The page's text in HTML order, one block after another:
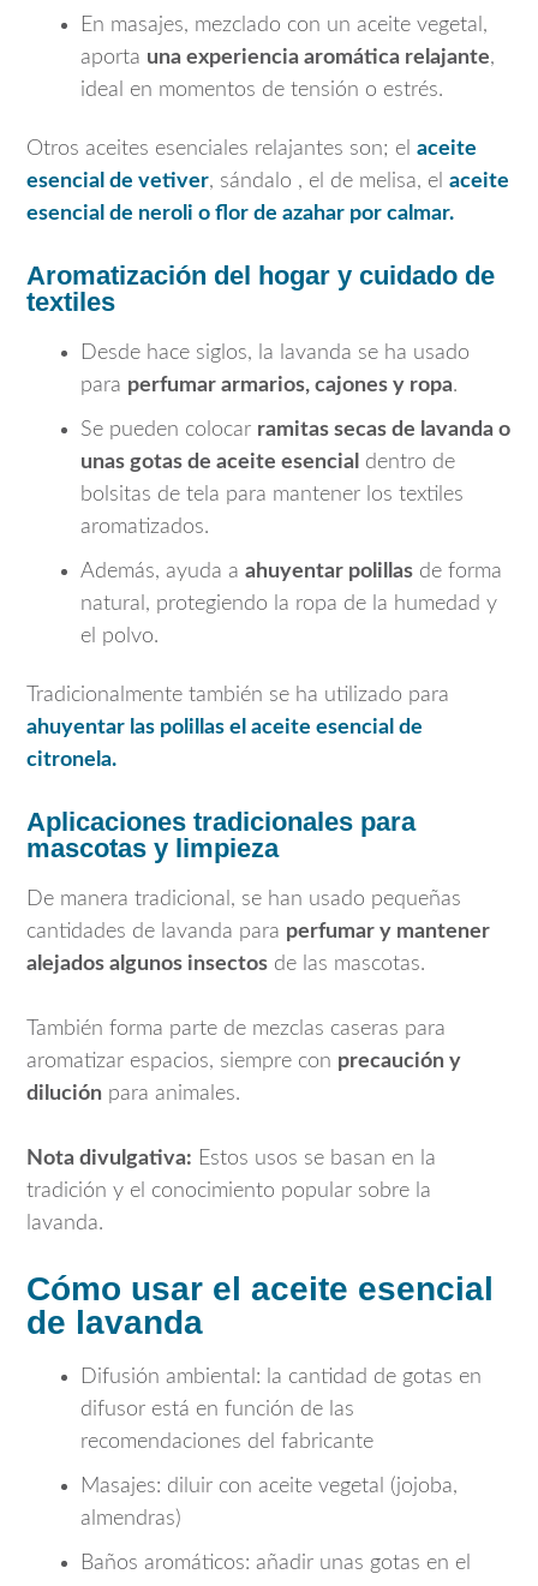
En masajes, mezclado con un aceite vegetal,
aporta una experiencia aromática relajante,
ideal en momentos de tensión o estrés.
Otros aceites esenciales relajantes son; el aceite
esencial de vetiver, sándalo , el de melisa, el aceite
esencial de neroli o flor de azahar por calmar.
Aromatización del hogar y cuidado de
textiles
Desde hace siglos, la lavanda se ha usado
para perfumar armarios, cajones y ropa.
Se pueden colocar ramitas secas de lavanda o
unas gotas de aceite esencial dentro de
bolsitas de tela para mantener los textiles
aromatizados.
Además, ayuda a ahuyentar polillas de forma
natural, protegiendo la ropa de la humedad y
el polvo.
Tradicionalmente también se ha utilizado para
ahuyentar las polillas el aceite esencial de
citronela.
Aplicaciones tradicionales para
mascotas y limpieza
De manera tradicional, se han usado pequeñas
cantidades de lavanda para perfumar y mantener
alejados algunos insectos de las mascotas.
También forma parte de mezclas caseras para
aromatizar espacios, siempre con precaución y
dilución para animales.
Nota divulgativa: Estos usos se basan en la
tradición y el conocimiento popular sobre la
lavanda.
Cómo usar el aceite esencial
de lavanda
Difusión ambiental: la cantidad de gotas en
difusor está en función de las
recomendaciones del fabricante
Masajes: diluir con aceite vegetal (jojoba,
almendras)
Baños aromáticos: añadir unas gotas en el